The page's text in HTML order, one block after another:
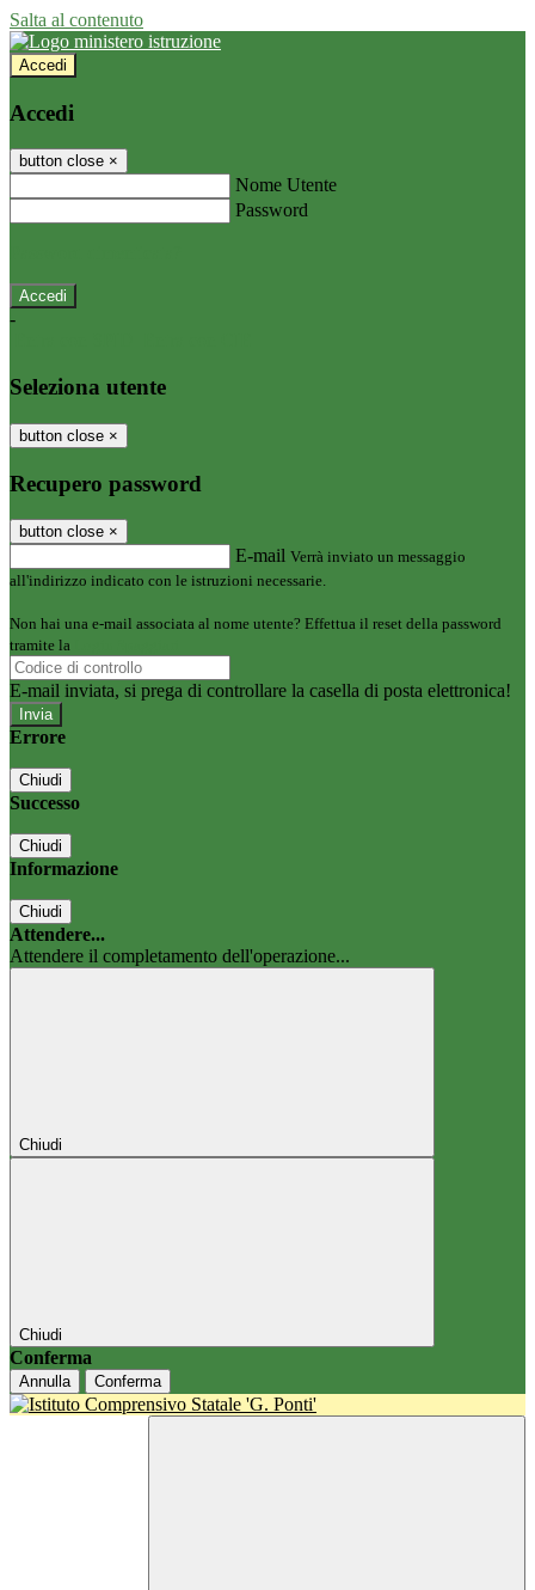
Salta al contenuto
Accedi
Accedi
button close ×
Nome Utente
Password
-
Seleziona utente
button close ×
Recupero password
button close ×
E-mail Verrà inviato un messaggio
all'indirizzo indicato con le istruzioni necessarie.
Non hai una e-mail associata al nome utente? Effettua il reset della password
tramite la
E-mail inviata, si prega di controllare la casella di posta elettronica!
Errore
Chiudi
Successo
Chiudi
Informazione
Chiudi
Attendere...
Attendere il completamento dell'operazione...
Chiudi
Chiudi
Conferma
Annulla Conferma